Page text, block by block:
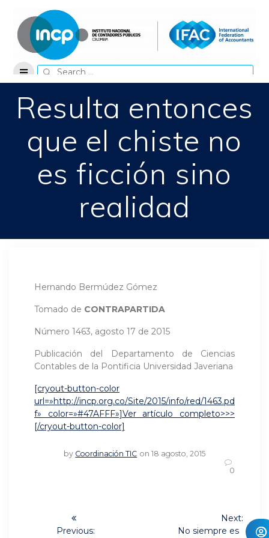
content
Search
for:
Resulta entonces
que el chiste no
es ficción sino
realidad
Hernando Bermúdez Gómez
Tomado de CONTRAPARTIDA
Número 1463, agosto 17 de 2015
Publicación del Departamento de Ciencias
Contables de la Pontificia Universidad Javeriana
[cryout-button-color
url=»http://incp.org.co/Site/2015/info/red/1463.pd
f» color=»#47AFFF»]Ver artículo completo>>>
[/cryout-button-color]
by Coordinación TIC on 18 agosto, 2015
0
Navegación
Previous:
Next:
No siempre es